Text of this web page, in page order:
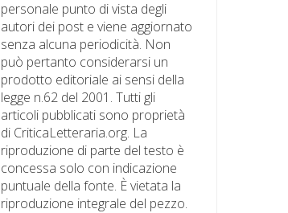
personale punto di vista degli
autori dei post e viene aggiornato
senza alcuna periodicità. Non
può pertanto considerarsi un
prodotto editoriale ai sensi della
legge n.62 del 2001. Tutti gli
articoli pubblicati sono proprietà
di CriticaLetteraria.org. La
riproduzione di parte del testo è
concessa solo con indicazione
puntuale della fonte. È vietata la
riproduzione integrale del pezzo.